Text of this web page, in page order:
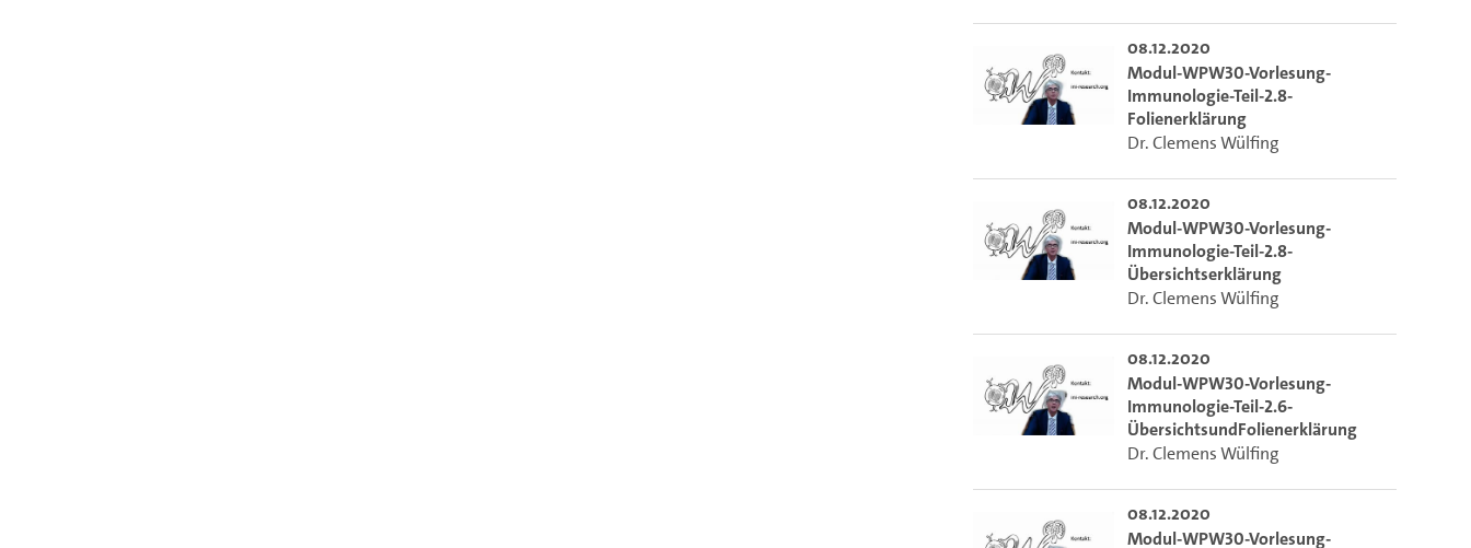
08.12.2020
Modul-WPW30-Vorlesung-
Immunologie-Teil-2.8-
Folienerklärung
Dr. Clemens Wülfing
08.12.2020
Modul-WPW30-Vorlesung-
Immunologie-Teil-2.8-
Übersichtserklärung
Dr. Clemens Wülfing
08.12.2020
Modul-WPW30-Vorlesung-
Immunologie-Teil-2.6-
ÜbersichtsundFolienerklärung
Dr. Clemens Wülfing
08.12.2020
Modul-WPW30-Vorlesung-